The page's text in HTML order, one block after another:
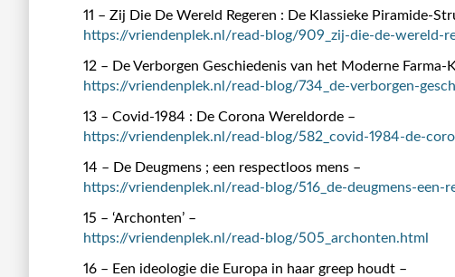
11 – Zij Die De Wereld Regeren : De Klassieke Piramide-
https://vriendenplek.nl/read-blog/909_zij-die-de-wereld-
12 – De Verborgen Geschiedenis van het Moderne Farma-
https://vriendenplek.nl/read-blog/734_de-verborgen-
13 – Covid-1984 : De Corona Wereldorde –
https://vriendenplek.nl/read-blog/582_covid-1984-de-
14 – De Deugmens ; een respectloos mens –
https://vriendenplek.nl/read-blog/516_de-deugmens-een-
15 – ‘Archonten’ –
https://vriendenplek.nl/read-blog/505_archonten.html
16 – Een ideologie die Europa in haar greep houdt –